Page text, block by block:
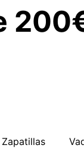
Zapatillas